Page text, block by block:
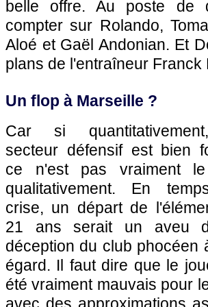
belle offre. Au poste de
compter sur Rolando,
Aloé et Gaël Andonian. Et
plans de l'entraîneur Franck
Un flop à Marseille ?
Car si
secteur défensif est bien
ce n'est pas vraiment
qualitativement. En
crise, un départ de
21 ans serait un aveu
déception du club phocéen
égard. Il faut dire que le
été vraiment mauvais pour